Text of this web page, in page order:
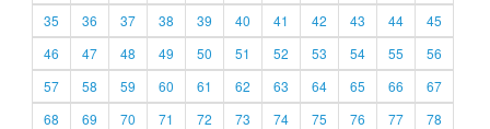
35
36 37 38 39 40 41 42 43 44
45
46
47 48 49 50 51 52 53 54 55
56
57
58 59 60 61 62 63 64 65 66
67
68
69 70 71 72 73 74 75 76 77
78